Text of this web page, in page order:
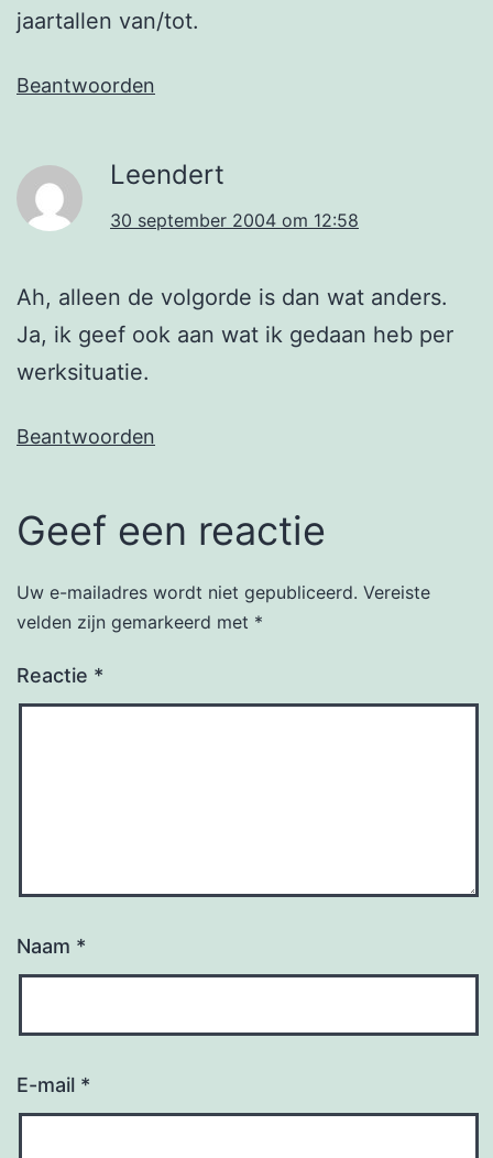
jaartallen van/tot.
Beantwoorden
Leendert
30 september 2004 om 12:58
Ah, alleen de volgorde is dan wat anders.
Ja, ik geef ook aan wat ik gedaan heb per
werksituatie.
Beantwoorden
Geef een reactie
Uw e-mailadres wordt niet gepubliceerd. Vereiste
velden zijn gemarkeerd met *
Reactie *
Naam *
E-mail *